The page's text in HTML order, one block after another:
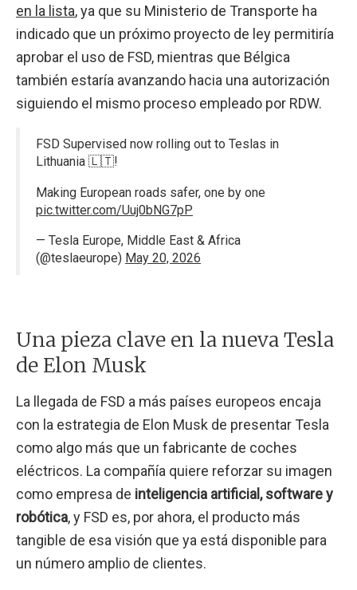
en la lista, ya que su Ministerio de Transporte ha
indicado que un próximo proyecto de ley permitiría
aprobar el uso de FSD, mientras que Bélgica
también estaría avanzando hacia una autorización
siguiendo el mismo proceso empleado por RDW.
FSD Supervised now rolling out to Teslas in
Lithuania 🇱🇹!
Making European roads safer, one by one
pic.twitter.com/Uuj0bNG7pP
— Tesla Europe, Middle East & Africa
(@teslaeurope) May 20, 2026
Una pieza clave en la nueva Tesla
de Elon Musk
La llegada de FSD a más países europeos encaja
con la estrategia de Elon Musk de presentar Tesla
como algo más que un fabricante de coches
eléctricos. La compañía quiere reforzar su imagen
como empresa de inteligencia artificial, software y
robótica, y FSD es, por ahora, el producto más
tangible de esa visión que ya está disponible para
un número amplio de clientes.